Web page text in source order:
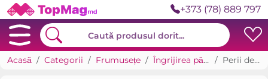
+373 (78) 889 797
Acasă Categorii Frumusețe Îngrijirea părului Perii de păr